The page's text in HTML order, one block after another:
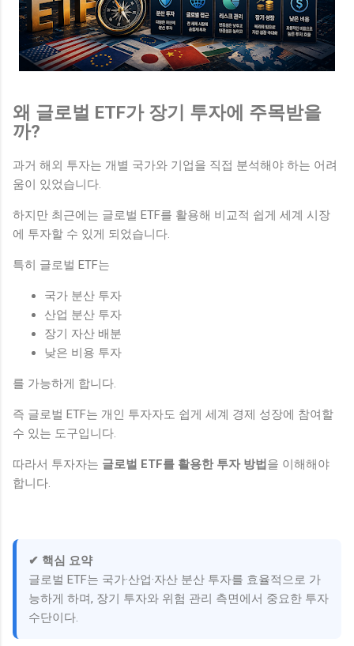
왜 글로벌 ETF가 장기 투자에 주목받을
까?
과거 해외 투자는 개별 국가와 기업을 직접 분석해야 하는 어려
움이 있었습니다.
하지만 최근에는 글로벌 ETF를 활용해 비교적 쉽게 세계 시장
에 투자할 수 있게 되었습니다.
특히 글로벌 ETF는
국가 분산 투자
산업 분산 투자
장기 자산 배분
낮은 비용 투자
를 가능하게 합니다.
즉 글로벌 ETF는 개인 투자자도 쉽게 세계 경제 성장에 참여할
수 있는 도구입니다.
따라서 투자자는 글로벌 ETF를 활용한 투자 방법 을 이해해야
합니다.
✔ 핵심 요약
글로벌 ETF는 국가·산업·자산 분산 투자를 효율적으로 가
능하게 하며, 장기 투자와 위험 관리 측면에서 중요한 투자
수단이다.